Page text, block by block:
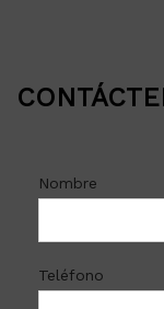
Nombre
Teléfono